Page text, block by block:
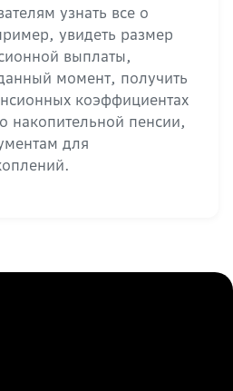
узнать все о
увидеть размер
выплаты,
момент, получить
коэффициентах
накопительной пенсии,
для